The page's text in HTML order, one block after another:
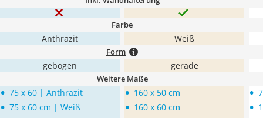
Farbe
Anthrazit Weiß
Form
gebogen gerade
Weitere Maße
• 75 x 60 | Anthrazit
• 75 x 60 cm | Weiß
• 160 x 50 cm
• 160 x 60 cm
•
•